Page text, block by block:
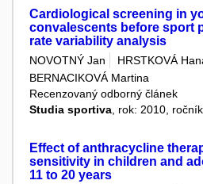
Cardiological screening in
convalescents before sport
rate variability analysis
NOVOTNÝ Jan HRSTKOVÁ
BERNACIKOVÁ Martina
Recenzovaný odborný článek
Studia sportiva , rok: 2010,
Effect of anthracycline
sensitivity in children and
11 to 20 years